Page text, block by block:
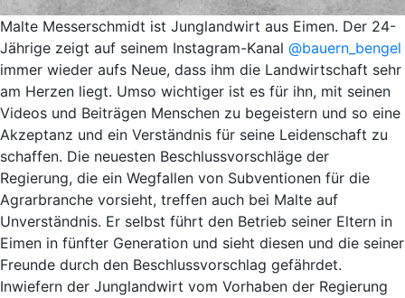
Malte Messerschmidt ist Junglandwirt aus Eimen. Der 24-
Jährige zeigt auf seinem Instagram-Kanal @bauern_bengel
immer wieder aufs Neue, dass ihm die Landwirtschaft sehr
am Herzen liegt. Umso wichtiger ist es für ihn, mit seinen
Videos und Beiträgen Menschen zu begeistern und so eine
Akzeptanz und ein Verständnis für seine Leidenschaft zu
schaffen. Die neuesten Beschlussvorschläge der
Regierung, die ein Wegfallen von Subventionen für die
Agrarbranche vorsieht, treffen auch bei Malte auf
Unverständnis. Er selbst führt den Betrieb seiner Eltern in
Eimen in fünfter Generation und sieht diesen und die seiner
Freunde durch den Beschlussvorschlag gefährdet.
Inwiefern der Junglandwirt vom Vorhaben der Regierung